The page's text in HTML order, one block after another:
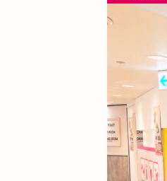
熱中症
乾燥肌
整骨院
今里